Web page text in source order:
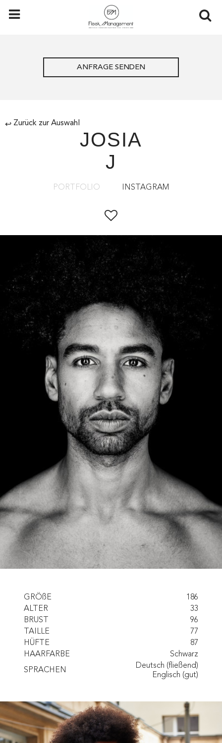
ANFRAGE SENDEN
↩ Zurück zur Auswahl
JOSIA
J
PORTFOLIO INSTAGRAM
GRÖßE
186
ALTER
33
BRUST
96
TAILLE
77
HÜFTE
87
HAARFARBE
Schwarz
SPRACHEN
Deutsch (fließend)
Englisch (gut)